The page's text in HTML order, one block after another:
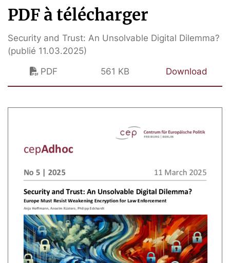
PDF à télécharger
Security and Trust: An Unsolvable Digital Dilemma?
(publié 11.03.2025)
PDF
561 KB Download